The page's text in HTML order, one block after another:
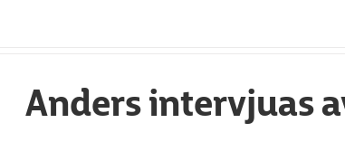
Anders intervjuas